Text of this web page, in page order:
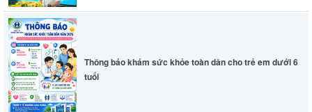
Thông báo khám sức khỏe toàn dân cho trẻ em dưới 6
tuổi